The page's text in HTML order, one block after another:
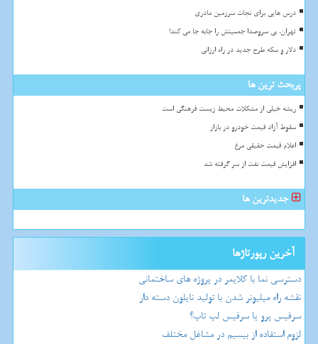
درس هایی برای نجات سرزمین مادری
تهران، بی سروصدا جمعیتش را جابه جا می کند!
دلار و سکه طرح جدید در راه ارزانی
پربحث ترین ها
ریشه خیلی از مشکلات محیط زیست فرهنگی است
سقوط آزاد قیمت خودرو در بازار
اعلام قیمت حقیقی مرغ
افزایش قیمت نفت از سر گرفته شد
جدیدترین ها
آخرین رپورتاژها
دسترسی نما با کلایمر در پروژه های ساختمانی
نقشه راه میلیونر شدن با تولید نایلون دسته دار
سرفیس پرو یا سرفیس لپ تاپ؟
لزوم استفاده از بیسیم در مشاغل مختلف